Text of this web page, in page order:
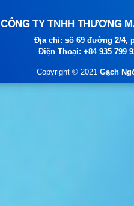
CÔNG TY TNHH THƯƠNG
Địa chỉ: số 69 đường 2/4,
Điện Thoại: +84 935 799
Copyright © 2021 Gạch